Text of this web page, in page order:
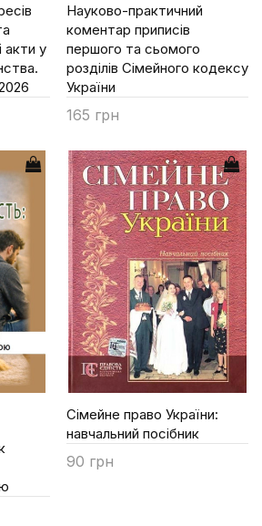
Кібернетика
Мехмат
Підручники
Право
Психологія
Радіофізика
Соціологія
Управління
Фізика
Філологія
акти у
Науково-практичний
коментар приписів
першого та сьомого
розділів Сімейного кодексу
України
165 грн
Сімейне право України:
навчальний посібник
90 грн